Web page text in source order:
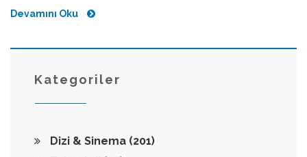
Devamını Oku
Kategoriler
Dizi & Sinema (201)